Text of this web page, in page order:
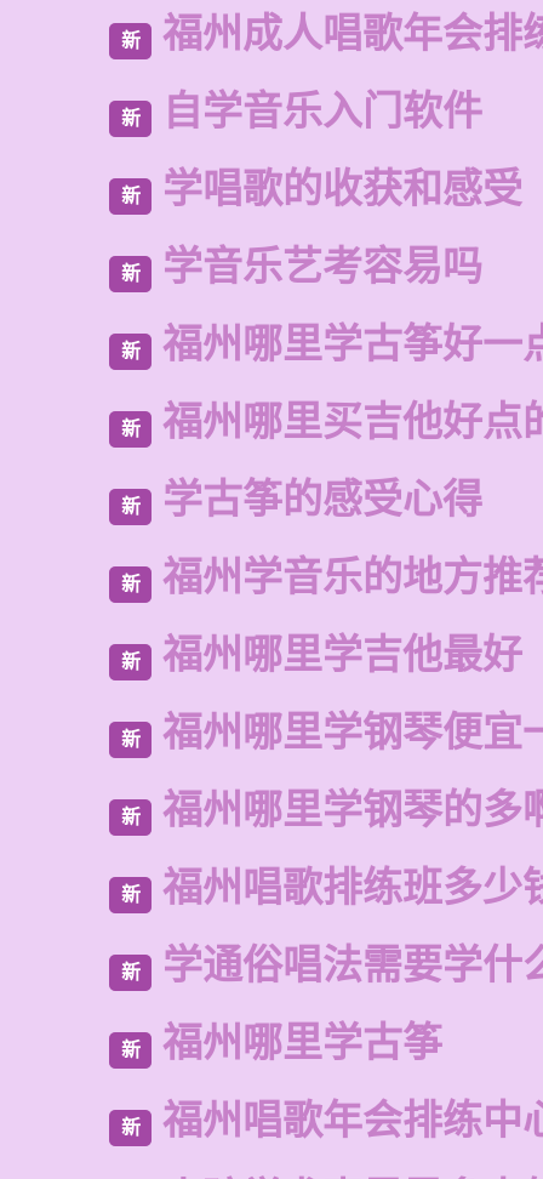
新 福州成人唱歌年会排
新 自学音乐入门软件
新 学唱歌的收获和感受
新 学音乐艺考容易吗
新 福州哪里学古筝好一
新 福州哪里买吉他好点
新 学古筝的感受心得
新 福州学音乐的地方推
新 福州哪里学吉他最好
新 福州哪里学钢琴便宜
新 福州哪里学钢琴的多
新 福州唱歌排练班多少
新 学通俗唱法需要学什
新 福州哪里学古筝
新 福州唱歌年会排练中